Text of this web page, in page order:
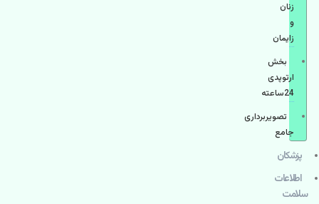
زنان
و
زایمان
بخش
ارتوپدی
24ساعته
تصویربرداری
جامع
پزشكان
اطلاعات
سلامت